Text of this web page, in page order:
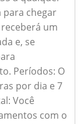
chegar
um
e, se
Períodos: O
por dia e 7
Você
com o